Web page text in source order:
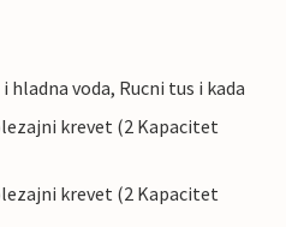
voda, Rucni tus i kada
krevet (2 Kapacitet
krevet (2 Kapacitet